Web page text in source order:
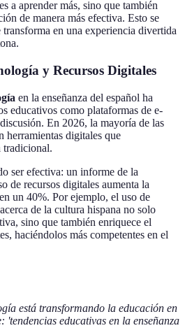
a aprender más, sino que también
de manera más efectiva. Esto se
transforma en una experiencia divertida
y Recursos Digitales
en la enseñanza del español ha
educativos como plataformas de e-
En 2026, la mayoría de las
herramientas digitales que
tradicional.
ser efectiva: un informe de la
de recursos digitales aumenta la
un 40%. Por ejemplo, el uso de
de la cultura hispana no solo
sino que también enriquece el
haciéndolos más competentes en el
está transformando la educación en
'tendencias educativas en la enseñanza